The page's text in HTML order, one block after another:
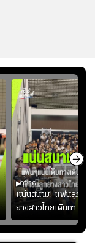
00:36
แน่นสนาม! แฟนลูก
ยางสาวไทยเดินทาง
เข้ามาเชียร์สาวไทย
อย่างคึกคัก เพื่อให้